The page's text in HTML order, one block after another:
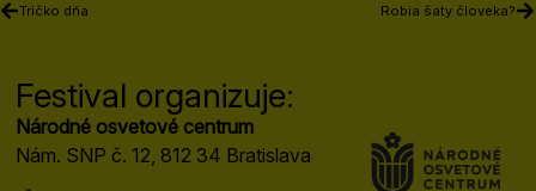
Tričko dňa Robia šaty človeka?
Festival organizuje:
Národné osvetové centrum
Nám. SNP č. 12, 812 34 Bratislava